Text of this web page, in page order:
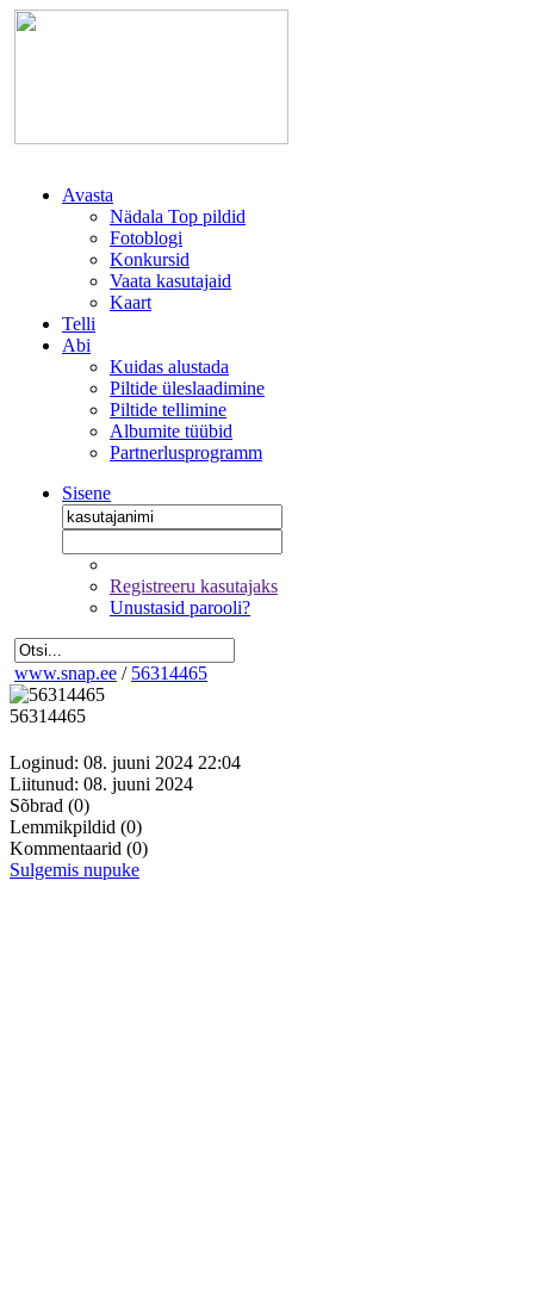
Avasta
Nädala Top pildid
Fotoblogi
Konkursid
Vaata kasutajaid
Kaart
Telli
Abi
Kuidas alustada
Piltide üleslaadimine
Piltide tellimine
Albumite tüübid
Partnerlusprogramm
Sisene
Registreeru kasutajaks
Unustasid parooli?
www.snap.ee / 56314465
56314465
Loginud: 08. juuni 2024 22:04
Liitunud: 08. juuni 2024
Sõbrad (0)
Lemmikpildid (0)
Kommentaarid (0)
Sulgemis nupuke